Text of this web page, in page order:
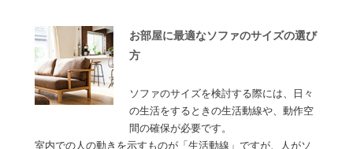
お部屋に最適なソファのサイズの選び
方
ソファのサイズを検討する際には、日々
の生活をするときの生活動線や、動作空
間の確保が必要です。
室内での人の動きを示すものが「生活動線」ですが、人がソ